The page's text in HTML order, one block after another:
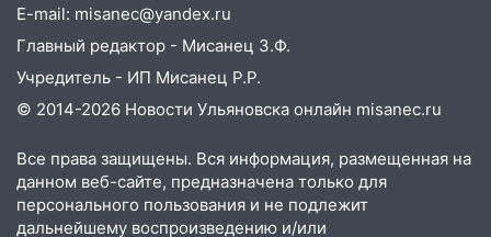
уничтожено четыре беспилотника в
регионе
10:00 В Ульяновске дотла сгорел
легковой автомобиль
наркодилеров, снабжавших две области
09:25 Вынесли приговор дебоширам,
E-mail: misanec@yandex.ru
Главный редактор - Мисанец З.Ф.
Учредитель - ИП Мисанец Р.Р.
© 2014-2026 Новости Ульяновска онлайн misanec.ru
Все права защищены. Вся информация, размещенная на
данном веб-сайте, предназначена только для
персонального пользования и не подлежит
дальнейшему воспроизведению и/или